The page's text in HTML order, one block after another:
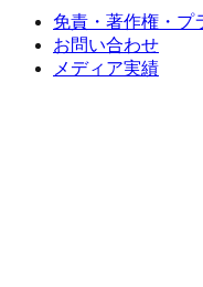
免責・著作権・プ
お問い合わせ
メディア実績